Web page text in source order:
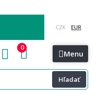
Menu
Hľadať
0